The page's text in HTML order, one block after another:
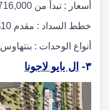
أسعار : تبدأ من 5,716,000 جنيه مصرى
خطط السداد : مقدم 10% وتقسيط يصل الى 7 سنوات
أنواع الوحدات :
٣- ال بايو لاجونا